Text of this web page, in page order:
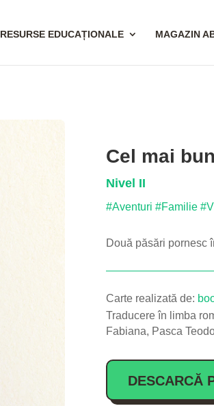
RESURSE EDUCAȚIONALE MAGAZIN
Cel mai
Nivel II
#Aventuri #Familie
Două păsări pornesc
Carte realizată de:
Traducere în limba
Fabiana, Pasca
DESCARCĂ